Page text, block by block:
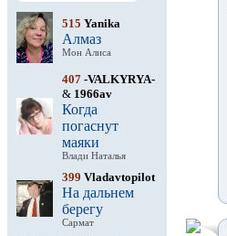
515 Yanika
Алмаз
Мон Алиса
407 -VALKYRYA-
& 1966av
Когда
погаснут
маяки
Влади Наталья
399 Vladavtopilot
На дальнем
берегу
Сармат